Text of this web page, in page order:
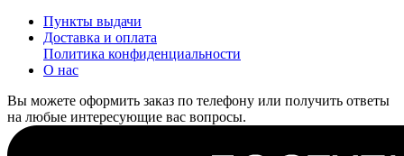
Пункты выдачи
Доставка и оплата
Политика конфиденциальности
О нас
Вы можете оформить заказ по телефону или получить ответы
на любые интересующие вас вопросы.